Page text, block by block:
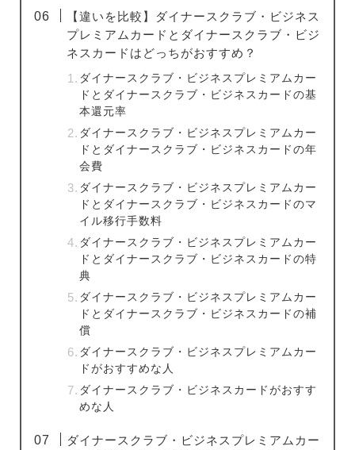
【違いを比較】ダイナースクラブ・ビジネス
プレミアムカードとダイナースクラブ・ビジ
ネスカードはどっちがおすすめ？
ダイナースクラブ・ビジネスプレミアムカー
ドとダイナースクラブ・ビジネスカードの基
本還元率
ダイナースクラブ・ビジネスプレミアムカー
ドとダイナースクラブ・ビジネスカードの年
会費
ダイナースクラブ・ビジネスプレミアムカー
ドとダイナースクラブ・ビジネスカードのマ
イル移行手数料
ダイナースクラブ・ビジネスプレミアムカー
ドとダイナースクラブ・ビジネスカードの特
典
ダイナースクラブ・ビジネスプレミアムカー
ドとダイナースクラブ・ビジネスカードの補
償
ダイナースクラブ・ビジネスプレミアムカー
ドがおすすめな人
ダイナースクラブ・ビジネスカードがおすす
めな人
ダイナースクラブ・ビジネスプレミアムカー